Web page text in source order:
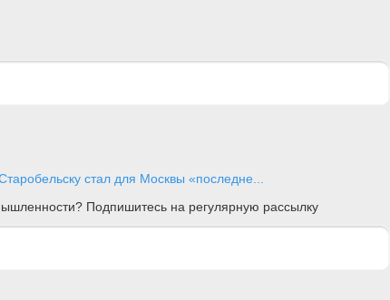
стал для Москвы «последне...
Подпишитесь на регулярную рассылку